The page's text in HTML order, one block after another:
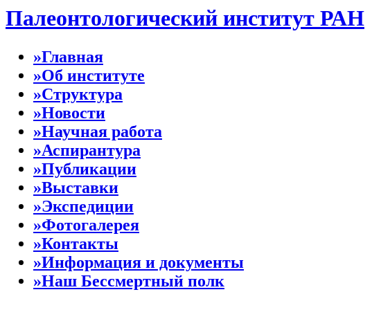
Палеонтологический институт РАН
»Главная
»Об институте
»Структура
»Новости
»Научная работа
»Аспирантура
»Публикации
»Выставки
»Экспедиции
»Фотогалерея
»Контакты
»Информация и документы
»Наш Бессмертный полк